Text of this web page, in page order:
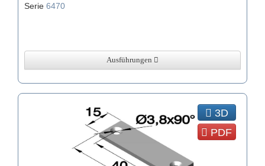
Serie 6470
Ausführungen
3D
PDF